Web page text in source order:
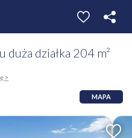
działka 204 m²
>
MAPA